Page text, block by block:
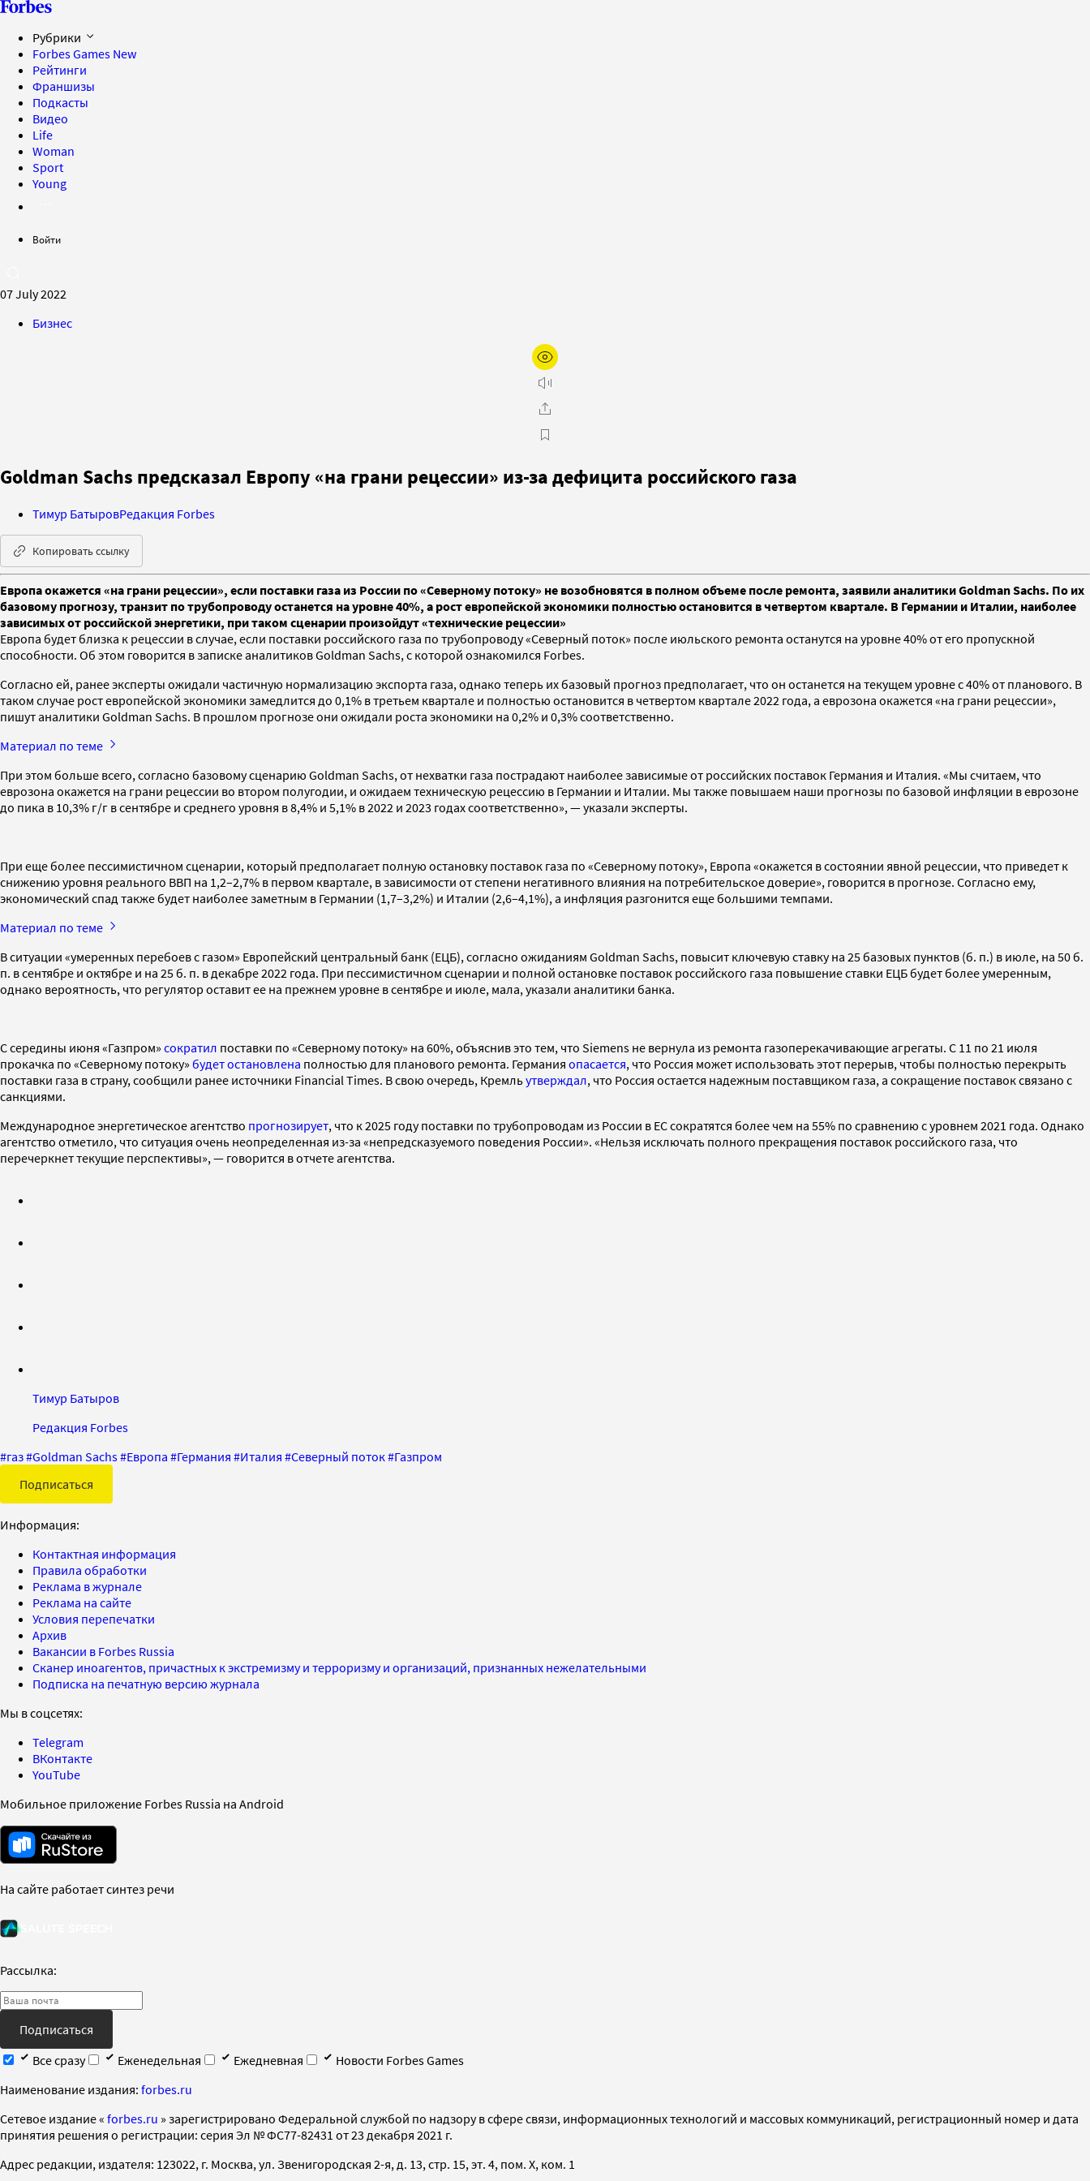
Рубрики
Forbes Games New
Рейтинги
Франшизы
Подкасты
Видео
Life
Woman
Sport
Young
Войти
07 July 2022
Бизнес
Goldman Sachs предсказал Европу «на грани рецессии» из-за дефицита российского газа
Тимур БатыровРедакция Forbes
Копировать ссылку
Европа окажется «на грани рецессии», если поставки газа из России по «Северному потоку» не возобновятся в полном объеме после ремонта, заявили аналитики Goldman Sachs. По их
базовому прогнозу, транзит по трубопроводу останется на уровне 40%, а рост европейской экономики полностью остановится в четвертом квартале. В Германии и Италии, наиболее
зависимых от российской энергетики, при таком сценарии произойдут «технические рецессии»
Европа будет близка к рецессии в случае, если поставки российского газа по трубопроводу «Северный поток» после июльского ремонта останутся на уровне 40% от его пропускной
способности. Об этом говорится в записке аналитиков Goldman Sachs, с которой ознакомился Forbes.
Согласно ей, ранее эксперты ожидали частичную нормализацию экспорта газа, однако теперь их базовый прогноз предполагает, что он останется на текущем уровне с 40% от планового. В
таком случае рост европейской экономики замедлится до 0,1% в третьем квартале и полностью остановится в четвертом квартале 2022 года, а еврозона окажется «на грани рецессии»,
пишут аналитики Goldman Sachs. В прошлом прогнозе они ожидали роста экономики на 0,2% и 0,3% соответственно.
Материал по теме
При этом больше всего, согласно базовому сценарию Goldman Sachs, от нехватки газа пострадают наиболее зависимые от российских поставок Германия и Италия. «Мы считаем, что
еврозона окажется на грани рецессии во втором полугодии, и ожидаем техническую рецессию в Германии и Италии. Мы также повышаем наши прогнозы по базовой инфляции в еврозоне
до пика в 10,3% г/г в сентябре и среднего уровня в 8,4% и 5,1% в 2022 и 2023 годах соответственно», — указали эксперты.
При еще более пессимистичном сценарии, который предполагает полную остановку поставок газа по «Северному потоку», Европа «окажется в состоянии явной рецессии, что приведет к
снижению уровня реального ВВП на 1,2–2,7% в первом квартале, в зависимости от степени негативного влияния на потребительское доверие», говорится в прогнозе. Согласно ему,
экономический спад также будет наиболее заметным в Германии (1,7–3,2%) и Италии (2,6–4,1%), а инфляция разгонится еще большими темпами.
Материал по теме
В ситуации «умеренных перебоев с газом» Европейский центральный банк (ЕЦБ), согласно ожиданиям Goldman Sachs, повысит ключевую ставку на 25 базовых пунктов (б. п.) в июле, на 50 б.
п. в сентябре и октябре и на 25 б. п. в декабре 2022 года. При пессимистичном сценарии и полной остановке поставок российского газа повышение ставки ЕЦБ будет более умеренным,
однако вероятность, что регулятор оставит ее на прежнем уровне в сентябре и июле, мала, указали аналитики банка.
С середины июня «Газпром» сократил поставки по «Северному потоку» на 60%, объяснив это тем, что Siemens не вернула из ремонта газоперекачивающие агрегаты. С 11 по 21 июля
прокачка по «Северному потоку» будет остановлена полностью для планового ремонта. Германия опасается, что Россия может использовать этот перерыв, чтобы полностью перекрыть
поставки газа в страну, сообщили ранее источники Financial Times. В свою очередь, Кремльутверждал, что Россия остается надежным поставщиком газа, а сокращение поставок связано с
санкциями.
Международное энергетическое агентство прогнозирует, что к 2025 году поставки по трубопроводам из России в ЕС сократятся более чем на 55% по сравнению с уровнем 2021 года. Однако
агентство отметило, что ситуация очень неопределенная из-за «непредсказуемого поведения России». «Нельзя исключать полного прекращения поставок российского газа, что
перечеркнет текущие перспективы», — говорится в отчете агентства.
Тимур Батыров
Редакция Forbes
#газ#Goldman Sachs#Европа #Германия #Италия #Северный поток#Газпром
Подписаться
Информация:
Контактная информация
Правила обработки
Реклама в журнале
Реклама на сайте
Условия перепечатки
Архив
Вакансии в Forbes Russia
Сканер иноагентов, причастных к экстремизму и терроризму и организаций, признанных нежелательными
Подписка на печатную версию журнала
Мы в соцсетях:
Telegram
ВКонтакте
YouTube
Мобильное приложение Forbes Russia на Android
На сайте работает синтез речи
Рассылка:
Подписаться
Все сразу
Еженедельная Ежедневная
Новости Forbes Games
Наименование издания: forbes.ru
Cетевое издание « forbes.ru » зарегистрировано Федеральной службой по надзору в сфере связи, информационных технологий и массовых коммуникаций, регистрационный номер и дата
принятия решения о регистрации: серия Эл № ФС77-82431 от 23 декабря 2021 г.
Адрес редакции, издателя: 123022, г. Москва, ул. Звенигородская 2-я, д. 13, стр. 15, эт. 4, пом. X, ком. 1